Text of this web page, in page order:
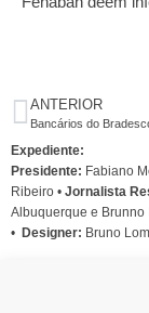
ANTERIOR
Expediente:
Presidente: Fabiano
Ribeiro • Jornalista
Albuquerque e Brunno
• Designer: Bruno